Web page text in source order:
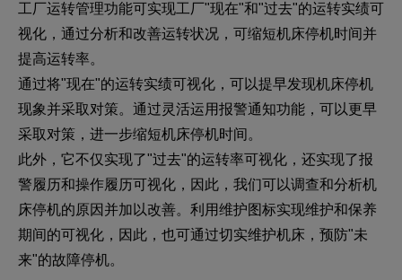
工厂运转管理功能可实现工厂"现在"和"过去"的运转实绩可
视化，通过分析和改善运转状况，可缩短机床停机时间并
提高运转率。
通过将"现在"的运转实绩可视化，可以提早发现机床停机
现象并采取对策。通过灵活运用报警通知功能，可以更早
采取对策，进一步缩短机床停机时间。
此外，它不仅实现了"过去"的运转率可视化，还实现了报
警履历和操作履历可视化，因此，我们可以调查和分析机
床停机的原因并加以改善。利用维护图标实现维护和保养
期间的可视化，因此，也可通过切实维护机床，预防"未
来"的故障停机。